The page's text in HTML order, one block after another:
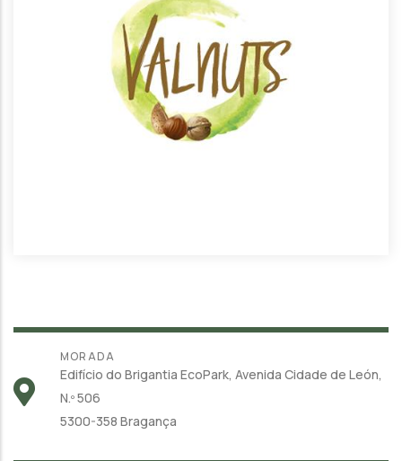
MORADA
Edifício do Brigantia EcoPark, Avenida Cidade de León,
N.º 506
5300-358 Bragança